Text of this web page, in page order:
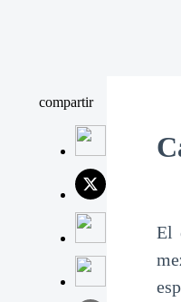
compartir
El